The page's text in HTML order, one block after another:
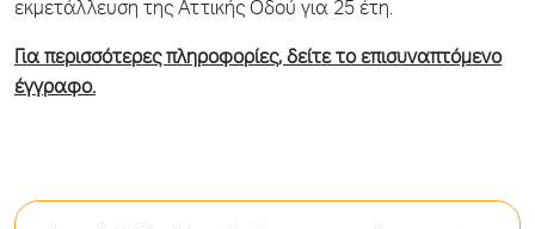
εκμετάλλευση της Αττικής Οδού για 25 έτη.
Για περισσότερες πληροφορίες, δείτε το επισυναπτόμενο
έγγραφο.